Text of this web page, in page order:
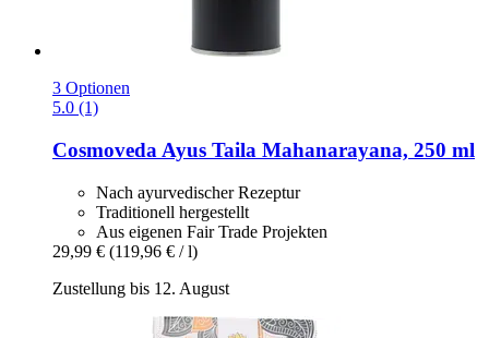
3 Optionen
5.0 (1)
Cosmoveda Ayus Taila Mahanarayana, 250 ml
Nach ayurvedischer Rezeptur
Traditionell hergestellt
Aus eigenen Fair Trade Projekten
29,99 € (119,96 € / l)
Zustellung bis 12. August